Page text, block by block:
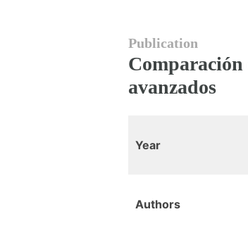
Publication
Comparación
avanzados
Year
Authors